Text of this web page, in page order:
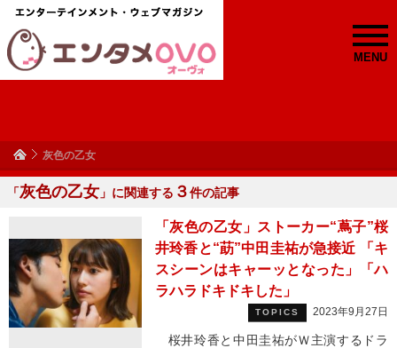
MENU
灰色の乙女
「灰色の乙女 」に関連する ３件の記事
「灰色の乙女」ストーカー“蔦子”桜
井玲香と“莇”中田圭祐が急接近 「キ
スシーンはキャーッとなった」「ハ
ラハラドキドキした」
TOPICS 2023年9月27日
桜井玲香と中田圭祐がＷ主演するドラ